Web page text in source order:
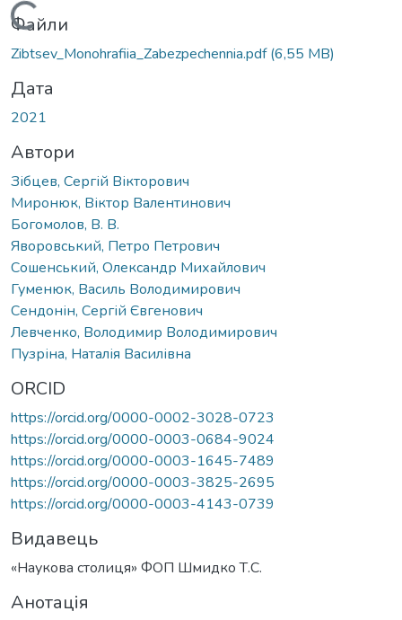
Вантажиться...
Файли
Zibtsev_Monohrafiia_Zabezpechennia.pdf(6,55 MB)
Дата
2021
Автори
Зібцев, Сергій Вікторович
Миронюк, Віктор Валентинович
Богомолов, В. В.
Яворовський, Петро Петрович
Сошенський, Олександр Михайлович
Гуменюк, Василь Володимирович
Сендонін, Сергій Євгенович
Левченко, Володимир Володимирович
Пузріна, Наталія Василівна
ORCID
https://orcid.org/0000-0002-3028-0723
https://orcid.org/0000-0003-0684-9024
https://orcid.org/0000-0003-1645-7489
https://orcid.org/0000-0003-3825-2695
https://orcid.org/0000-0003-4143-0739
Видавець
«Наукова столиця» ФОП Шмидко Т.С.
Анотація